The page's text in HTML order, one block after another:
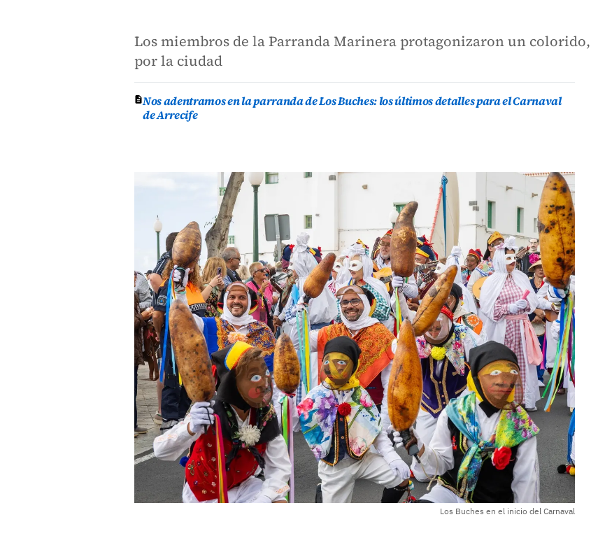
Los miembros de la Parranda Marinera protagonizaron un
por la ciudad
Nos adentramos en la parranda de Los Buches: los últimos detalles para el Carnaval
de Arrecife
Los Buches en el inicio del Carnaval